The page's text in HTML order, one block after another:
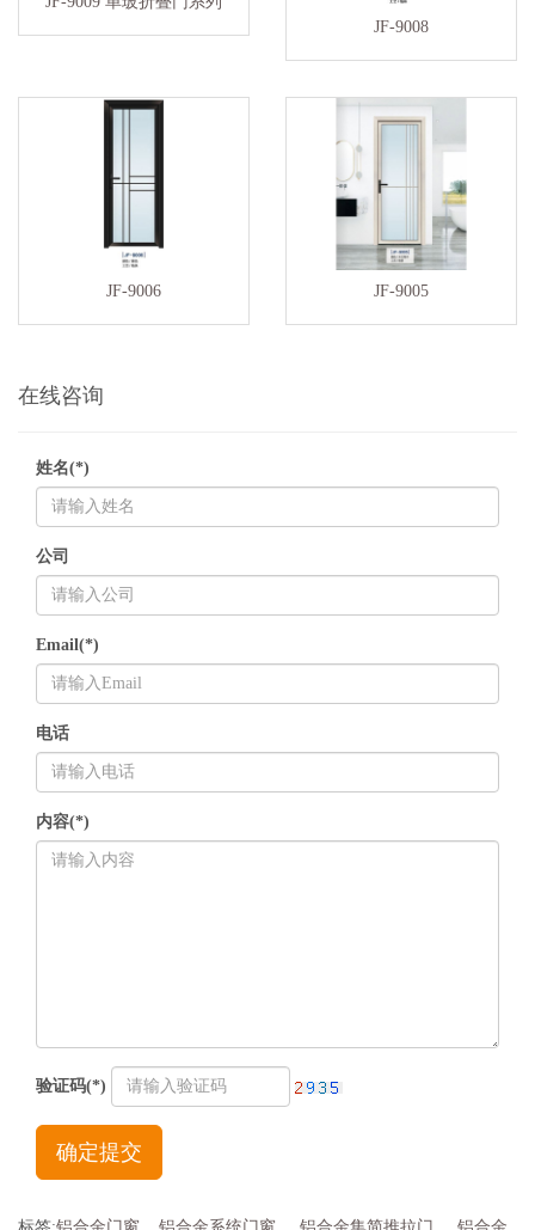
JF-9008
JF-9006 JF-9005
在线咨询
姓名(*)
公司
Email(*)
电话
内容(*)
验证码(*)
确定提交